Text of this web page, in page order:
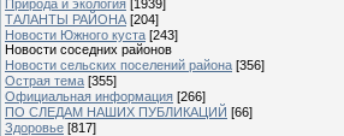
Природа и экология [1939]
ТАЛАНТЫ РАЙОНА [204]
Новости Южного куста [243]
Новости соседних районов
Новости сельских поселений района [356]
Острая тема [355]
Официальная информация [266]
ПО СЛЕДАМ НАШИХ ПУБЛИКАЦИЙ [66]
Здоровье [817]